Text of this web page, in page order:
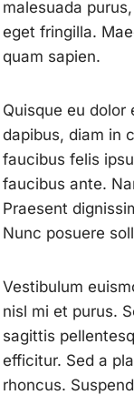
malesuada
eget fringilla.
quam sapien.
Quisque eu dolor
dapibus, diam in
faucibus felis
faucibus ante.
Praesent
Nunc posuere
Vestibulum
nisl mi et purus.
sagittis
efficitur. Sed a
rhoncus.